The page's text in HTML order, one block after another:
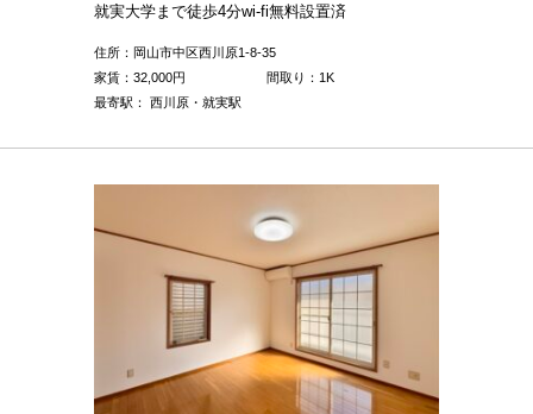
就実大学まで徒歩4分wi-fi無料設置済
住所：岡山市中区西川原1-8-35
家賃： 32,000円
間取り：1K
最寄駅： 西川原・就実駅